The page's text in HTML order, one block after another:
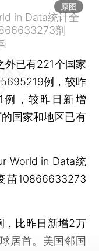
原图
in Data统计全
剂
外已有221个国家
例，较昨
例，较昨日新增
国家和地区已有
in Data统
苗10866633273
比昨日新增2万
居首。美国邻国